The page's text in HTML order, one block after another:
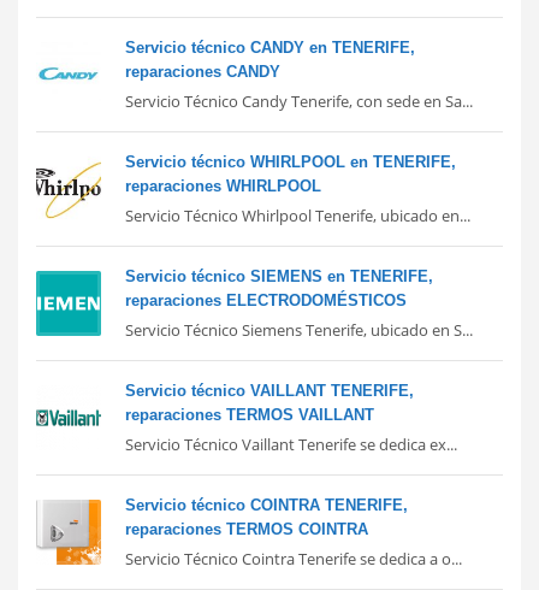
Servicio técnico CANDY en TENERIFE,
reparaciones CANDY
Servicio Técnico Candy Tenerife, con sede en Sa...
Servicio técnico WHIRLPOOL en TENERIFE,
reparaciones WHIRLPOOL
Servicio Técnico Whirlpool Tenerife, ubicado en...
Servicio técnico SIEMENS en TENERIFE,
reparaciones ELECTRODOMÉSTICOS
Servicio Técnico Siemens Tenerife, ubicado en S...
Servicio técnico VAILLANT TENERIFE,
reparaciones TERMOS VAILLANT
Servicio Técnico Vaillant Tenerife se dedica ex...
Servicio técnico COINTRA TENERIFE,
reparaciones TERMOS COINTRA
Servicio Técnico Cointra Tenerife se dedica a o...